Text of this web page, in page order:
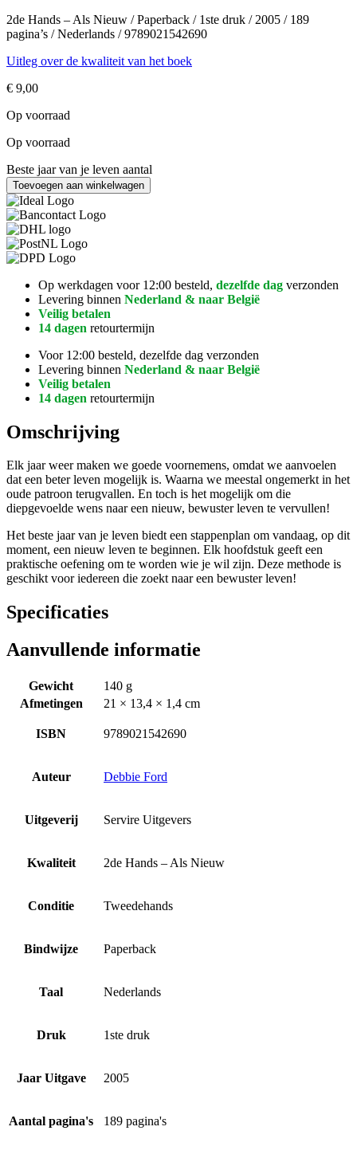
2de Hands – Als Nieuw / Paperback / 1ste druk / 2005 / 189
pagina’s / Nederlands / 9789021542690
Uitleg over de kwaliteit van het boek
€ 9,00
Op voorraad
Op voorraad
Beste jaar van je leven aantal
Toevoegen aan winkelwagen
Op werkdagen voor 12:00 besteld, dezelfde dag verzonden
Levering binnen Nederland & naar België
Veilig betalen
14 dagen retourtermijn
Voor 12:00 besteld, dezelfde dag verzonden
Levering binnen Nederland & naar België
Veilig betalen
14 dagen retourtermijn
Omschrijving
Elk jaar weer maken we goede voornemens, omdat we aanvoelen
dat een beter leven mogelijk is. Waarna we meestal ongemerkt in het
oude patroon terugvallen. En toch is het mogelijk om die
diepgevoelde wens naar een nieuw, bewuster leven te vervullen!
Het beste jaar van je leven biedt een stappenplan om vandaag, op dit
moment, een nieuw leven te beginnen. Elk hoofdstuk geeft een
praktische oefening om te worden wie je wil zijn. Deze methode is
geschikt voor iedereen die zoekt naar een bewuster leven!
Specificaties
Aanvullende informatie
Gewicht
140 g
Afmetingen
21 × 13,4 × 1,4 cm
ISBN 9789021542690
Auteur Debbie Ford
Uitgeverij Servire Uitgevers
Kwaliteit 2de Hands – Als Nieuw
Conditie Tweedehands
Bindwijze Paperback
Taal Nederlands
Druk 1ste druk
Jaar Uitgave 2005
Aantal pagina's 189 pagina's